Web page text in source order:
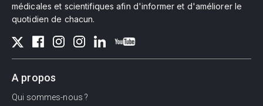
médicales et scientifiques afin d'informer et d'améliorer le
quotidien de chacun.
A propos
Qui sommes-nous ?